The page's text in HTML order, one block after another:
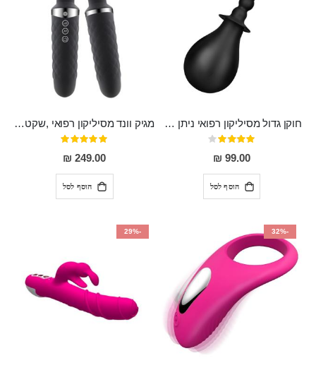
חוקן גדול מסיליקון רפואי ניתן לשימוש גם כפלאג וגם כחרוזים אנאלים
דירוג:
80%
99.00 ₪
הוסף לסל
מגיק וונד מסיליקון רפואי ,שקט במיוחד, נטען בעל 10 מהירויות שונות "Erna"
דירוג:
100%
249.00 ₪
הוסף לסל
-32%
-29%